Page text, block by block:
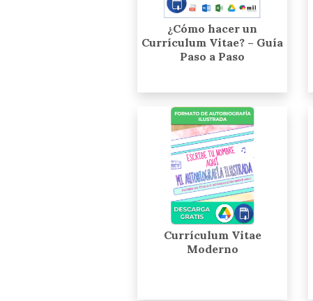
¿Cómo hacer un
Currículum Vitae? – Guía
Paso a Paso
Currículum Vitae
Moderno